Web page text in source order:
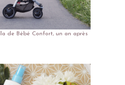
de Bébé Confort, un an après